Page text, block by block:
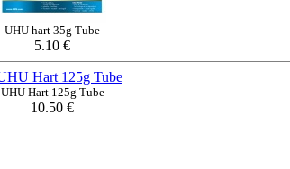
UHU hart 35g Tube
5.10 €
UHU Hart 125g Tube
10.50 €